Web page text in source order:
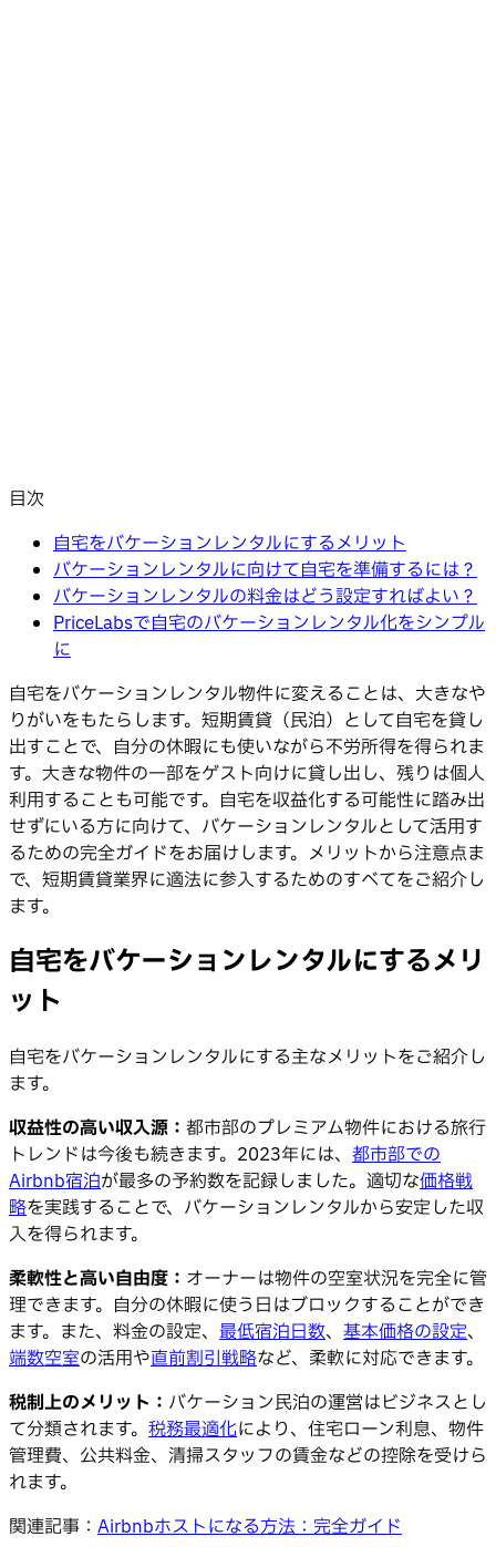
目次
自宅をバケーションレンタルにするメリット
バケーションレンタルに向けて自宅を準備するには？
バケーションレンタルの料金はどう設定すればよい？
PriceLabsで自宅のバケーションレンタル化をシンプル
に
自宅をバケーションレンタル物件に変えることは、大きなや
りがいをもたらします。短期賃貸（民泊）として自宅を貸し
出すことで、自分の休暇にも使いながら不労所得を得られま
す。大きな物件の一部をゲスト向けに貸し出し、残りは個人
利用することも可能です。自宅を収益化する可能性に踏み出
せずにいる方に向けて、バケーションレンタルとして活用す
るための完全ガイドをお届けします。メリットから注意点ま
で、短期賃貸業界に適法に参入するためのすべてをご紹介し
ます。
自宅をバケーションレンタルにするメリ
ット
自宅をバケーションレンタルにする主なメリットをご紹介し
ます。
収益性の高い収入源： 都市部のプレミアム物件における旅行
トレンドは今後も続きます。2023年には、 都市部での
Airbnb宿泊が最多の予約数を記録しました。適切な価格戦
略を実践することで、バケーションレンタルから安定した収
入を得られます。
柔軟性と高い自由度： オーナーは物件の空室状況を完全に管
理できます。自分の休暇に使う日はブロックすることができ
ます。また、料金の設定、 最低宿泊日数、 基本価格の設定、
端数空室の活用や直前割引戦略など、柔軟に対応できます。
税制上のメリット： バケーション民泊の運営はビジネスとし
て分類されます。 税務最適化により、住宅ローン利息、物件
管理費、公共料金、清掃スタッフの賃金などの控除を受けら
れます。
関連記事： Airbnbホストになる方法：完全ガイド